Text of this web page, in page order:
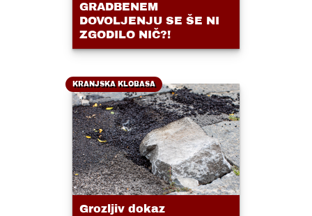
GRADBENEM
DOVOLJENJU SE ŠE NI
ZGODILO NIČ?!
KRANJSKA KLOBASA
Grozljiv dokaz